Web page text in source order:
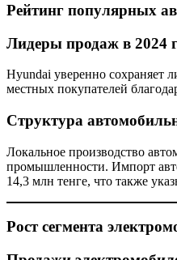
Рейтинг популярных
Лидеры продаж в 2024
Hyundai уверенно сохраняет
местных покупателей
Структура
Локальное производство
промышленности. Импорт
14,3 млн тенге, что также
Рост сегмента